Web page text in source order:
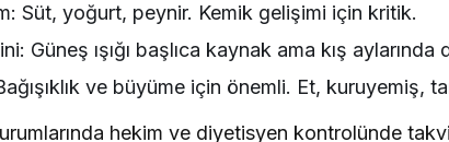
Süt, yoğurt, peynir. Kemik gelişimi için kritik.
Güneş ışığı başlıca kaynak ama kış aylarında
ve büyüme için önemli. Et, kuruyemiş,
hekim ve diyetisyen kontrolünde